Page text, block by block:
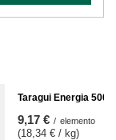
Taragui Energia 500g
9,17 € / elemento
(18,34 € / kg)